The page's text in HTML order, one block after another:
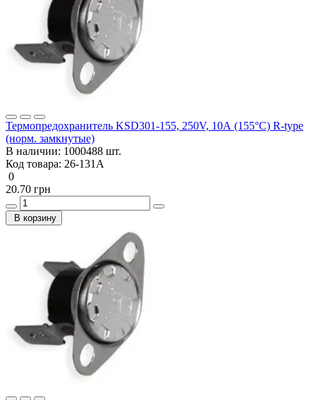
Термопредохранитель KSD301-155, 250V, 10А (155°C) R-type
(норм. замкнутые)
В наличии: 1000488 шт.
Код товара: 26-131А
0
20.70 грн
В корзину